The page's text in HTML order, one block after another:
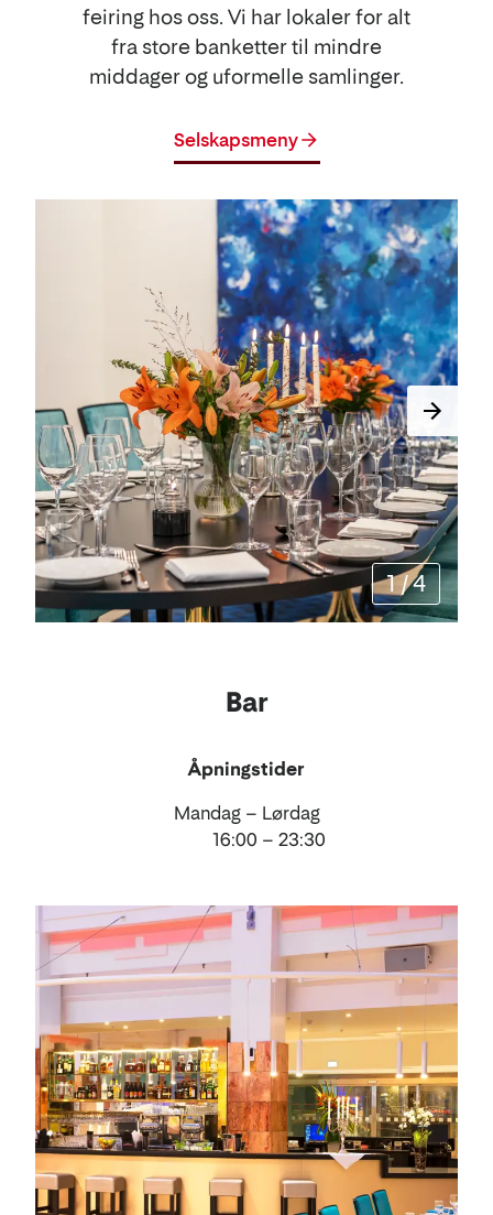
feiring hos oss. Vi har lokaler for alt
fra store banketter til mindre
middager og uformelle samlinger.
Selskapsmeny
1 /4
Bar
Åpningstider
Mandag – Lørdag
16:00 – 23:30